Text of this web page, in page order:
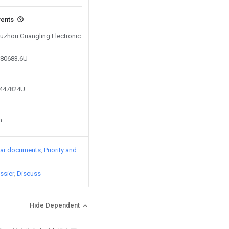
Guangling Electronic
documents Priority and
Discuss
Hide Dependent